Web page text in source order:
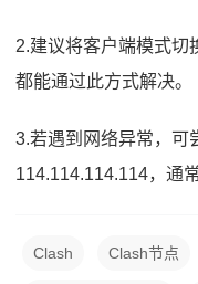
2.建议将客户端模式切
都能通过此方式解决。
3.若遇到网络异常，可
114.114.114.114，通
Clash Clash节点